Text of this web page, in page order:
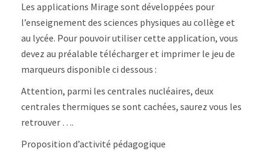
Les applications Mirage sont développées pour
l’enseignement des sciences physiques au collège et
au lycée. Pour pouvoir utiliser cette application, vous
devez au préalable télécharger et imprimer le jeu de
marqueurs disponible ci dessous :
Attention, parmi les centrales nucléaires, deux
centrales thermiques se sont cachées, saurez vous les
retrouver ….
Proposition d’activité pédagogique